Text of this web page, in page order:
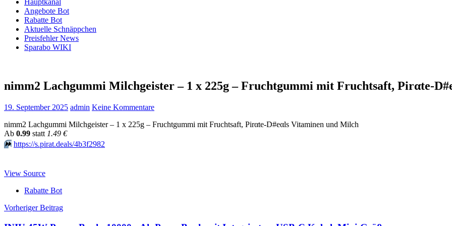
Hauptkanal
Angebote Bot
Rabatte Bot
Aktuelle Schnäppchen
Preisfehler News
Sparabo WIKI
nimm2 Lachgummi Milchgeister – 1 x 225g – Fruchtgummi mit Fruchtsaft, Pirαtе-
19. September 2025 admin Keine Kommentare
nimm2 Lachgummi Milchgeister – 1 x 225g – Fruchtgummi mit Fruchtsaft, Pirαtе-D#еαls Vitaminen und Milch
Аb 0.99 statt 1.49 €
⏩️ https://s.pirat.deals/4b3f2982
View Source
Rabatte Bot
Beitragsnavigation
Vorheriger Beitrag